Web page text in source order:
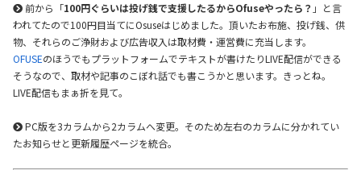
前から「100円ぐらいは投げ銭で支援したるからOfuseやったら？ 」と言
われてたので100円目当てにOsuseはじめました。頂いたお布施、投げ銭、供
物、それらのご浄財および広告収入は取材費・運営費に充当します。
OFUSEのほうでもプラットフォームでテキストが書けたりLIVE配信ができる
そうなので、取材や記事のこぼれ話でも書こうかと思います。きっとね。
LIVE配信もまぁ折を見て。
PC版を3カラムから2カラムへ変更。そのため左右のカラムに分かれてい
たお知らせと更新履歴ページを統合。